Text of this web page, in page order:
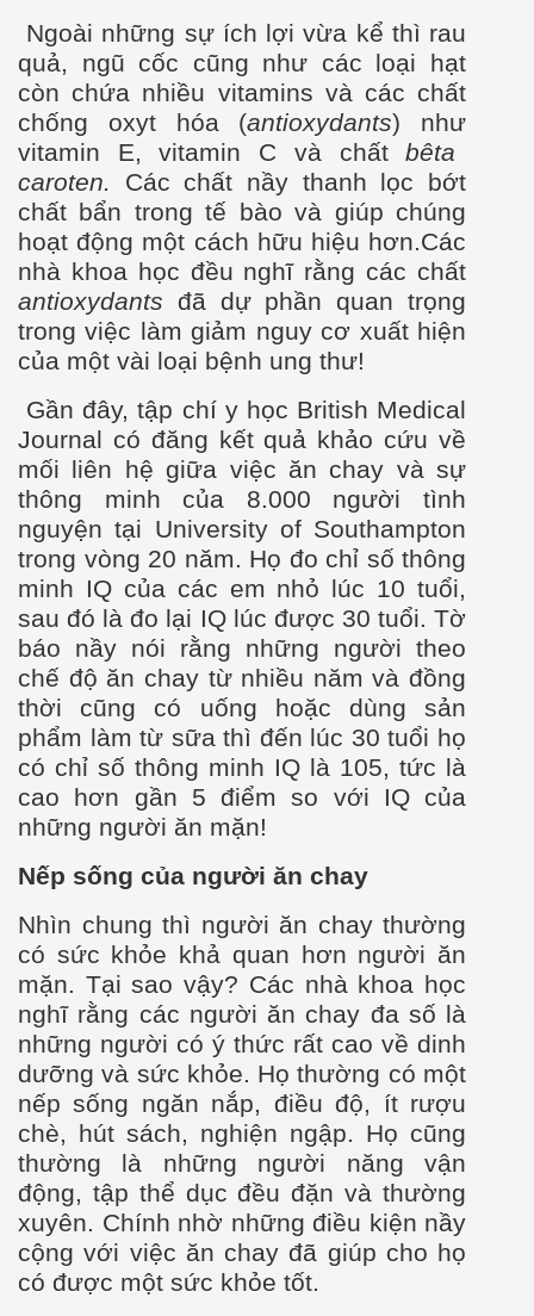
Ngoài những sự ích lợi vừa kể thì rau
quả, ngũ cốc cũng như các loại hạt
còn chứa nhiều vitamins và các chất
chống oxyt hóa (antioxydants) như
vitamin E, vitamin C và chấtbêta
caroten. Các chất nầy thanh lọc bớt
chất bẩn trong tế bào và giúp chúng
hoạt động một cách hữu hiệu hơn.Các
nhà khoa học đều nghĩ rằng các chất
antioxydants đã dự phần quan trọng
trong việc làm giảm nguy cơ xuất hiện
của một vài loại bệnh ung thư!
Gần đây, tập chí y học British Medical
Journal có đăng kết quả khảo cứu về
mối liên hệ giữa việc ăn chay và sự
thông minh của 8.000 người tình
nguyện tại University of Southampton
trong vòng 20 năm. Họ đo chỉ số thông
minh IQ của các em nhỏ lúc 10 tuổi,
sau đó là đo lại IQ lúc được 30 tuổi. Tờ
báo nầy nói rằng những người theo
chế độ ăn chay từ nhiều năm và đồng
thời cũng có uống hoặc dùng sản
phẩm làm từ sữa thì đến lúc 30 tuổi họ
có chỉ số thông minh IQ là 105, tức là
cao hơn gần 5 điểm so với IQ của
những người ăn mặn!
Nếp sống của người ăn chay
Nhìn chung thì người ăn chay thường
có sức khỏe khả quan hơn người ăn
mặn. Tại sao vậy? Các nhà khoa học
nghĩ rằng các người ăn chay đa số là
những người có ý thức rất cao về dinh
dưỡng và sức khỏe. Họ thường có một
nếp sống ngăn nắp, điều độ, ít rượu
chè, hút sách, nghiện ngập. Họ cũng
thường là những người năng vận
động, tập thể dục đều đặn và thường
xuyên. Chính nhờ những điều kiện nầy
cộng với việc ăn chay đã giúp cho họ
có được một sức khỏe tốt.
1
2